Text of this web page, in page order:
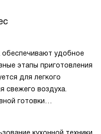
удобное
этапы приготовления
для легкого
свежего воздуха.
готовки
максимальная,
или кипячении. Такой